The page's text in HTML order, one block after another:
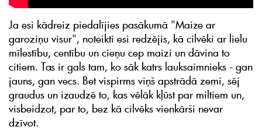
Ja esi kādreiz piedalījies pasākumā "Maize ar
garoziņu visur", noteikti esi redzējis, kā cilvēki ar lielu
mīlestību, centību un cieņu cep maizi un dāvina to
citiem. Tas ir gals tam, ko sāk katrs lauksaimnieks - gan
jauns, gan vecs. Bet vispirms viņš apstrādā zemi, sēj
graudus un izaudzē to, kas vēlāk kļūst par miltiem un,
visbeidzot, par to, bez kā cilvēks vienkārši nevar
dzīvot.